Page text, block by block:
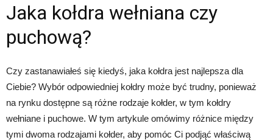
Jaka kołdra wełniana czy
puchową?
Czy zastanawiałeś się kiedyś, jaka kołdra jest najlepsza dla
Ciebie? Wybór odpowiedniej kołdry może być trudny, ponieważ
na rynku dostępne są różne rodzaje kołder, w tym kołdry
wełniane i puchowe. W tym artykule omówimy różnice między
tymi dwoma rodzajami kołder, aby pomóc Ci podjąć właściwą